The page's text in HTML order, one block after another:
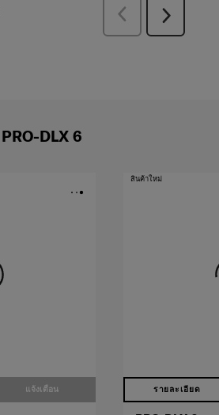
ก่อน
ถัด
PRO-DLX 6
แจ้งเตือน รายละเอียด
สินค้าใหม่